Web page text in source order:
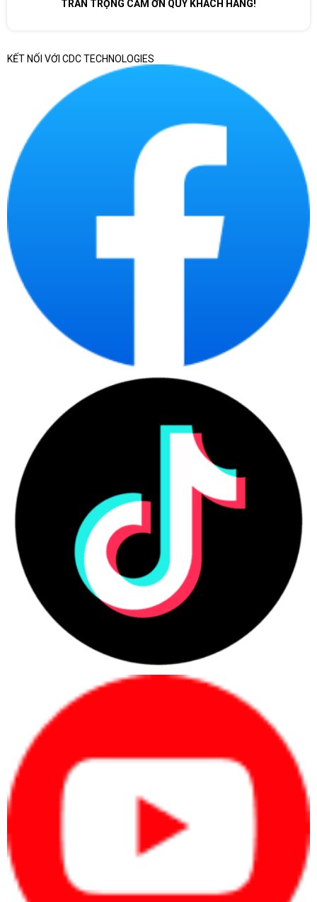
TRÂN TRỌNG CẢM ƠN QUÝ KHÁCH HÀNG!
KẾT NỐI VỚI CDC TECHNOLOGIES